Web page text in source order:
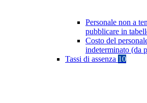
Personale non a
pubblicare in
Costo del
indeterminato (da
Tassi di assenza 10